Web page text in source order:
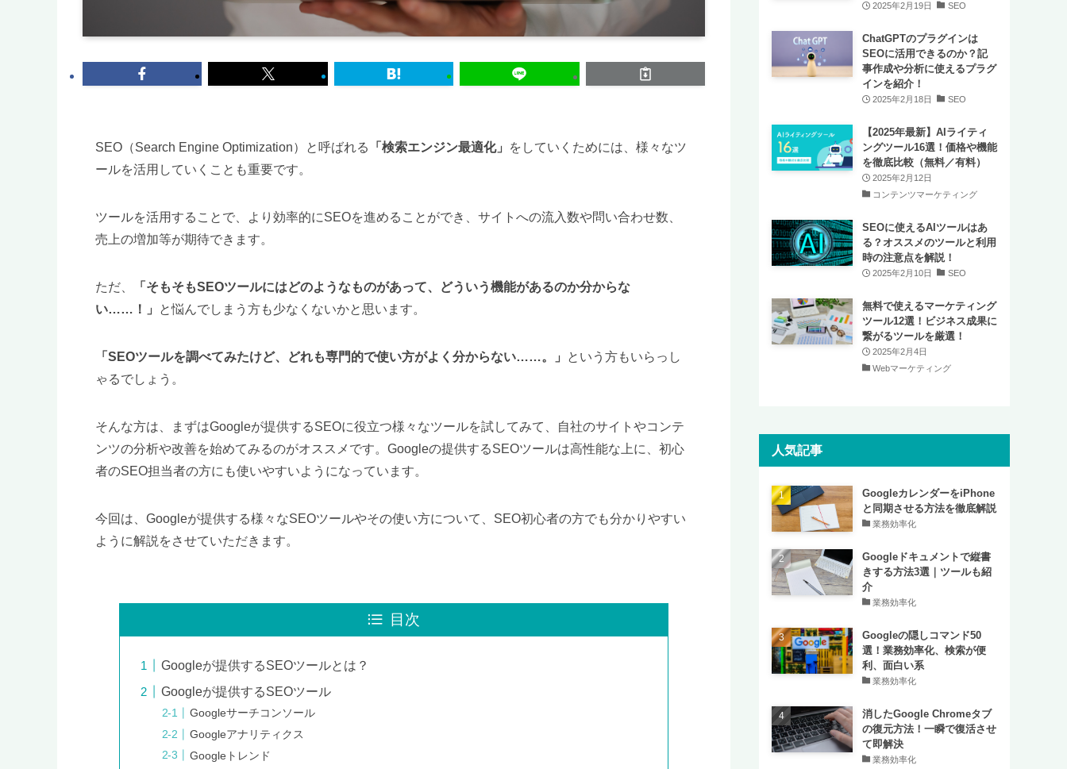
SEO（Search Engine Optimization）と呼ばれる 「検索エンジン最適化」
をしていくためには、様々なツ
ールを活用していくことも重要です。
ツールを活用することで、より効率的にSEOを進めることができ、サイトへの流入数や問い合わせ数、
売上の増加等が期待できます。
ただ、
「そもそもSEOツールにはどのようなものがあって、どういう機能があるのか分からな
い……！」
と悩んでしまう方も少なくないかと思います。
「SEOツールを調べてみたけど、どれも専門的で使い方がよく分からない……。」
という方もいらっし
ゃるでしょう。
そんな方は、まずはGoogleが提供するSEOに役立つ様々なツールを試してみて、自社のサイトやコンテ
ンツの分析や改善を始めてみるのがオススメです。Googleの提供するSEOツールは高性能な上に、初心
者のSEO担当者の方にも使いやすいようになっています。
今回は、Googleが提供する様々なSEOツールやその使い方について、SEO初心者の方でも分かりやすい
ように解説をさせていただきます。
目次
Googleが提供するSEOツールとは？
Googleが提供するSEOツール
Googleサーチコンソール
Googleアナリティクス
Googleトレンド
2025年2月19日 SEO
ChatGPTのプラグインは
SEOに活用できるのか？記
事作成や分析に使えるプラグ
インを紹介！
2025年2月18日 SEO
【2025年最新】AIライティ
ングツール16選！価格や機能
を徹底比較（無料／有料）
2025年2月12日
コンテンツマーケティング
SEOに使えるAIツールはあ
る？オススメのツールと利用
時の注意点を解説！
2025年2月10日 SEO
無料で使えるマーケティング
ツール12選！ビジネス成果に
繋がるツールを厳選！
2025年2月4日
Webマーケティング
人気記事
GoogleカレンダーをiPhone
と同期させる方法を徹底解説
業務効率化
Googleドキュメントで縦書
きする方法3選｜ツールも紹
介
業務効率化
Googleの隠しコマンド50
選！業務効率化、検索が便
利、面白い系
業務効率化
消したGoogle Chromeタブ
の復元方法！一瞬で復活させ
て即解決
業務効率化